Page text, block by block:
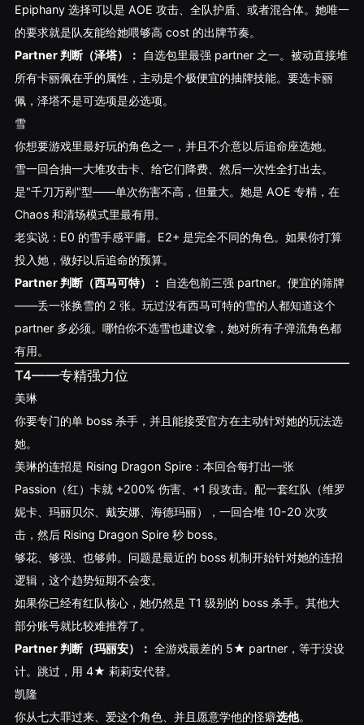
Epiphany 选择可以是 AOE 攻击、全队护盾、或者混合体。她唯一
的要求就是队友能给她喂够高 cost 的出牌节奏。
Partner 判断（泽塔）：
自选包里最强 partner 之一。被动直接堆
所有卡丽佩在乎的属性，主动是个极便宜的抽牌技能。要选卡丽
佩，泽塔不是可选项是必选项。
雪
你想要游戏里最好玩的角色之一，并且不介意以后追命座选她。
雪一回合抽一大堆攻击卡、给它们降费、然后一次性全打出去。
是"千刀万剐"型——单次伤害不高，但量大。她是 AOE 专精，在
Chaos 和清场模式里最有用。
老实说：E0 的雪手感平庸。E2+ 是完全不同的角色。如果你打算
投入她，做好以后追命的预算。
Partner 判断（西马可特）：
自选包前三强 partner。便宜的筛牌
——丢一张换雪的 2 张。玩过没有西马可特的雪的人都知道这个
partner 多必须。哪怕你不选雪也建议拿，她对所有子弹流角色都
有用。
T4——专精强力位
美琳
你要专门的单 boss 杀手，并且能接受官方在主动针对她的玩法选
她。
美琳的连招是 Rising Dragon Spire：本回合每打出一张
Passion（红）卡就 +200% 伤害、+1 段攻击。配一套红队（维罗
妮卡、玛丽贝尔、戴安娜、海德玛丽），一回合堆 10-20 次攻
击，然后 Rising Dragon Spire 秒 boss。
够花、够强、也够帅。问题是最近的 boss 机制开始针对她的连招
逻辑，这个趋势短期不会变。
如果你已经有红队核心，她仍然是 T1 级别的 boss 杀手。其他大
部分账号就比较难推荐了。
Partner 判断（玛丽安）： 全游戏最差的 5★ partner，等于没设
计。跳过，用 4★ 莉莉安代替。
凯隆
你从七大罪过来、爱这个角色、并且愿意学他的怪癖选他。